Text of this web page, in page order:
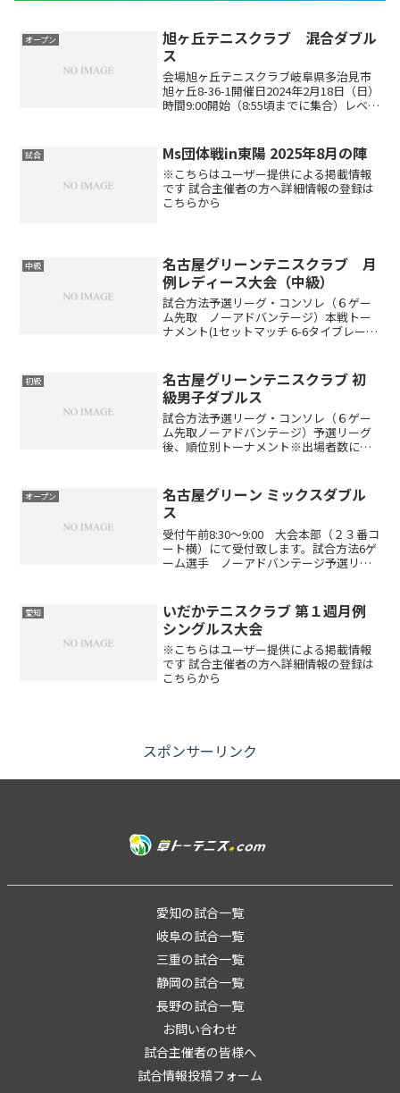
オープン
旭ヶ丘テニスクラブ 混合ダブル
ス
会場旭ヶ丘テニスクラブ岐阜県多治見市
旭ヶ丘8-36-1開催日2024年2月18日（日）
時間9:00開始（8:55頃までに集合）レベル
トリーはこちらから※日付、種目...
試合 Ms団体戦in東陽 2025年8月の陣
※こちらはユーザー提供による掲載情報
です 試合主催者の方へ詳細情報の登録は
こちらから
中級
名古屋グリーンテニスクラブ 月
例レディース大会（中級）
試合方法予選リーグ・コンソレ（６ゲー
ム先取 ノーアドバンテージ）本戦トー
ナメント(1セットマッチ 6-6タイブレー
して250ポイント ※勝敗によって下記ポ
イントが...
初級
名古屋グリーンテニスクラブ 初
級男子ダブルス
試合方法予選リーグ・コンソレ（６ゲー
ム先取ノーアドバンテージ）予選リーグ
後、順位別トーナメント※出場者数によ
受付 午前9:00 ルール説明※受付時間厳
守としま...
オープン
名古屋グリーン ミックスダブル
ス
受付午前8:30～9:00 大会本部（２３番コ
ート横）にて受付致します。試合方法6ゲ
ーム選手 ノーアドバンテージ予選リー
ます4試合以上できる形式になっていま
す!!（参加...
愛知
いだかテニスクラブ 第１週月例
シングルス大会
※こちらはユーザー提供による掲載情報
です 試合主催者の方へ詳細情報の登録は
こちらから
スポンサーリンク
愛知の試合一覧
岐阜の試合一覧
三重の試合一覧
静岡の試合一覧
長野の試合一覧
お問い合わせ
試合主催者の皆様へ
試合情報投稿フォーム